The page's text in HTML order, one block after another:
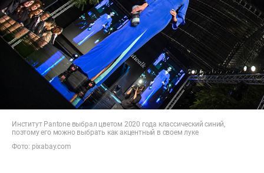
Институт Pantone выбрал цветом 2020 года классический синий,
поэтому его можно выбрать как акцентный в своем луке
Фото: pixabay.com